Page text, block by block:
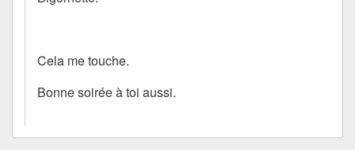
Cela me touche.
Bonne soirée à toi aussi.